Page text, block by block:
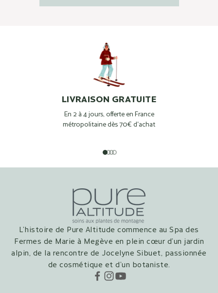
LIVRAISON GRATUITE
En 2 à 4 jours, offerte en France
métropolitaine dès 70€ d'achat
Aller à l'élément 1
Aller à l'élément 2
Aller à l'élément 3
Aller à l'élément 4
L’histoire de Pure Altitude commence au Spa des
Fermes de Marie à Megève en plein cœur d’un jardin
alpin, de la rencontre de Jocelyne Sibuet, passionnée
de cosmétique et d’un botaniste.